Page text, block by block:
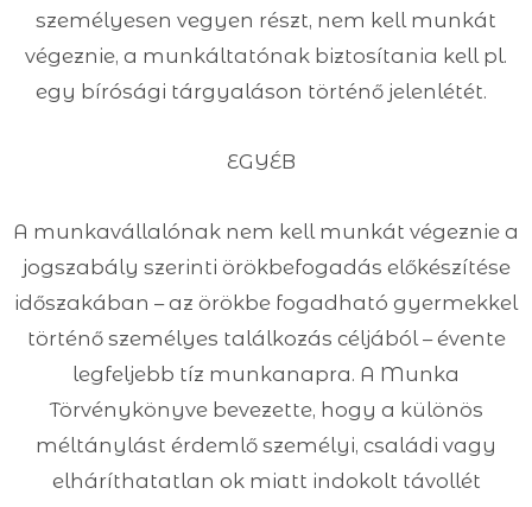
személyesen vegyen részt, nem kell munkát
végeznie, a munkáltatónak biztosítania kell pl.
egy bírósági tárgyaláson történő jelenlétét.
EGYÉB
A munkavállalónak nem kell munkát végeznie a
jogszabály szerinti örökbefogadás előkészítése
időszakában – az örökbe fogadható gyermekkel
történő személyes találkozás céljából – évente
legfeljebb tíz munkanapra. A Munka
Törvénykönyve bevezette, hogy a különös
méltánylást érdemlő személyi, családi vagy
elháríthatatlan ok miatt indokolt távollét